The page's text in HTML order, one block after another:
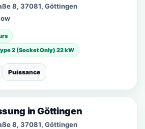
8, 37081, Göttingen
2 (Socket Only) 22 kW
Puissance
in Göttingen
8, 37081, Göttingen